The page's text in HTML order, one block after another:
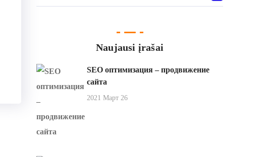
Naujausi įrašai
SEO оптимизация – продвижение
сайта
2021 Март 26